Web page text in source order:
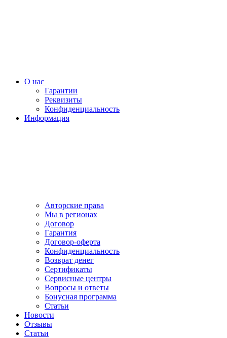
О нас
Гарантии
Реквизиты
Конфиденциальность
Информация
Авторские права
Мы в регионах
Договор
Гарантия
Договор-оферта
Конфиденциальность
Возврат денег
Сертификаты
Сервисные центры
Вопросы и ответы
Бонусная программа
Статьи
Новости
Отзывы
Статьи